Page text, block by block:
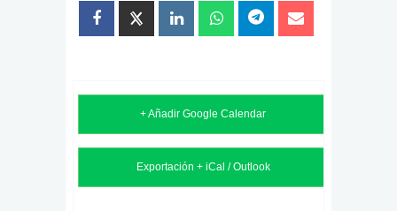
+ Añadir Google Calendar
Exportación + iCal / Outlook